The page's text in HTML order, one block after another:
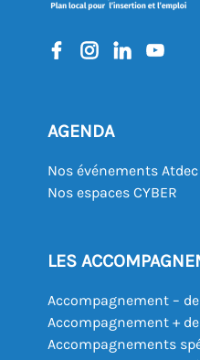
AGENDA
Nos événements Atdec
Nos espaces CYBER
LES
Accompagnement –
Accompagnement +
Accompagnements